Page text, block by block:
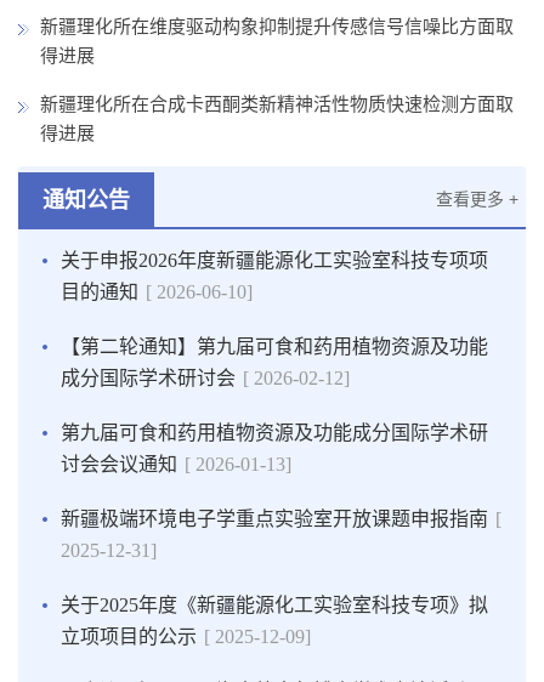
新疆理化所在维度驱动构象抑制提升传感信号信噪比方面取
得进展
新疆理化所在合成卡西酮类新精神活性物质快速检测方面取
得进展
通知公告 查看更多 +
关于申报2026年度新疆能源化工实验室科技专项项
目的通知 [ 2026-06-10]
【第二轮通知】第九届可食和药用植物资源及功能
成分国际学术研讨会 [ 2026-02-12]
第九届可食和药用植物资源及功能成分国际学术研
讨会会议通知 [ 2026-01-13]
新疆极端环境电子学重点实验室开放课题申报指南 [
2025-12-31]
关于2025年度《新疆能源化工实验室科技专项》拟
立项项目的公示 [ 2025-12-09]